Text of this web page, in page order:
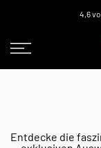
springen
4,6
Entdecke die